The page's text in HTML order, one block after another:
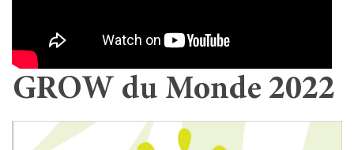
GROW du Monde 2022